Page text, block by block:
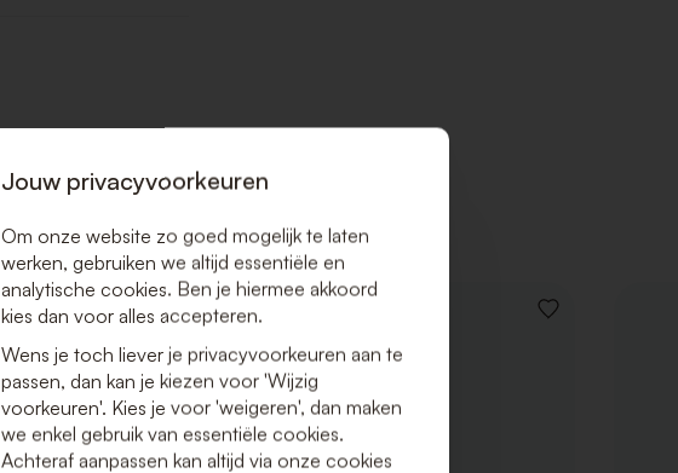
VOEG
AAN
VERLANGLIJST
VOEG
Jouw privacyvoorkeuren
Om onze website zo goed mogelijk te laten
werken, gebruiken we altijd essentiële en
analytische cookies. Ben je hiermee akkoord
kies dan voor alles accepteren.
Wens je toch liever je privacyvoorkeuren aan te
passen, dan kan je kiezen voor 'Wijzig
voorkeuren'. Kies je voor 'weigeren', dan maken
we enkel gebruik van essentiële cookies.
Achteraf aanpassen kan altijd via onze cookies